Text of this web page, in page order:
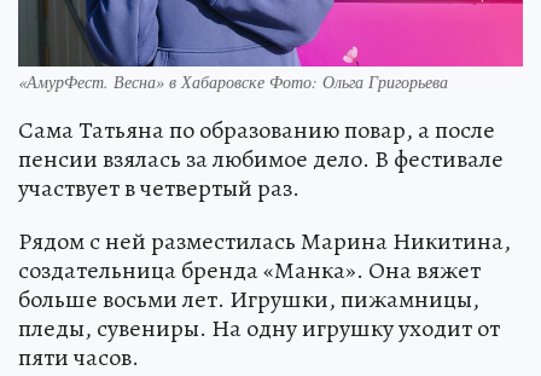
«АмурФест. Весна» в Хабаровске Фото: Ольга Григорьева
Сама Татьяна по образованию повар, а после
пенсии взялась за любимое дело. В фестивале
участвует в четвертый раз.
Рядом с ней разместилась Марина Никитина,
создательница бренда «Манка». Она вяжет
больше восьми лет. Игрушки, пижамницы,
пледы, сувениры. На одну игрушку уходит от
пяти часов.